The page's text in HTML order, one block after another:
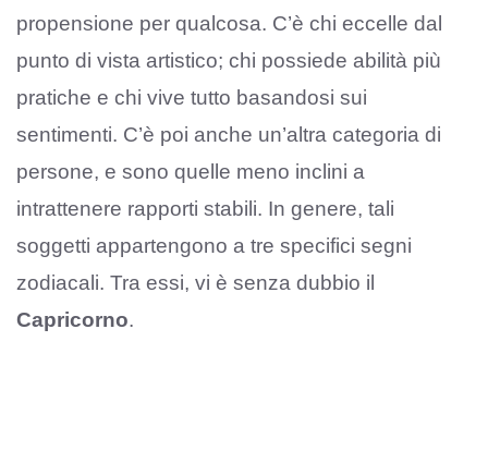
propensione per qualcosa. C’è chi eccelle dal
punto di vista artistico; chi possiede abilità più
pratiche e chi vive tutto basandosi sui
sentimenti. C’è poi anche un’altra categoria di
persone, e sono quelle meno inclini a
intrattenere rapporti stabili. In genere, tali
soggetti appartengono a tre specifici segni
zodiacali. Tra essi, vi è senza dubbio il
Capricorno.